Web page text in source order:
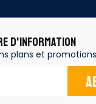
D'INFORMATION
plans et promotions